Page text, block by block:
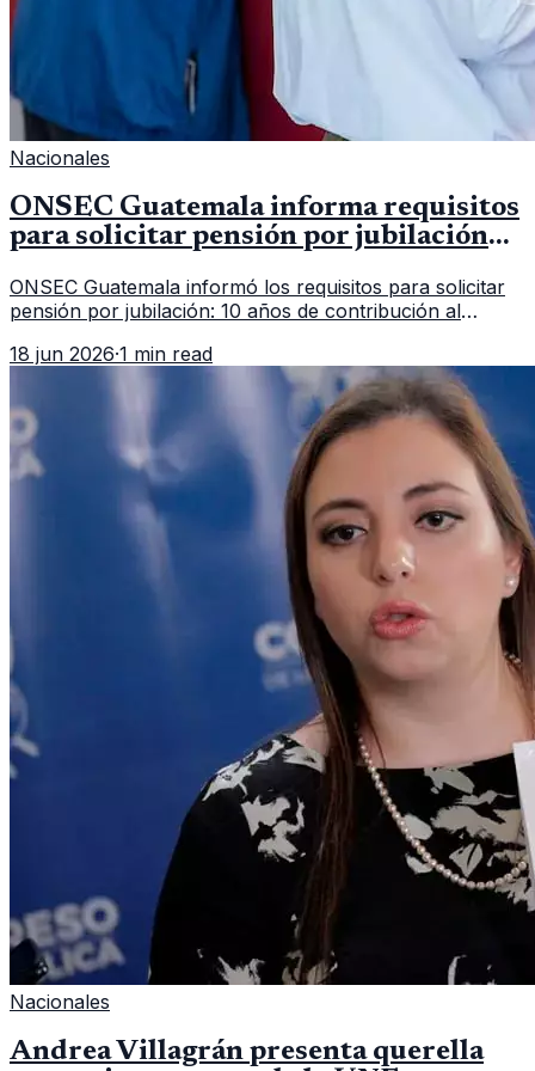
Nacionales
ONSEC Guatemala informa requisitos
para solicitar pensión por jubilación
ONSEC Guatemala informó los requisitos para solicitar
pensión por jubilación: 10 años de contribución al
importar edad.
18 jun 2026·1 min read
Nacionales
Andrea Villagrán presenta querella